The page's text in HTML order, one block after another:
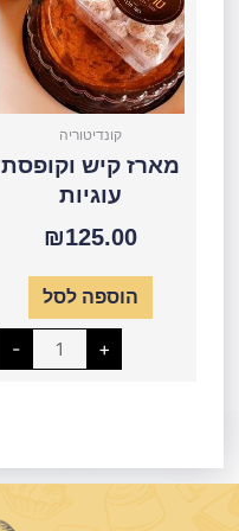
קונדיטוריה
מארז קיש וקופסת
עוגיות
₪125.00
הוספה לסל
- +